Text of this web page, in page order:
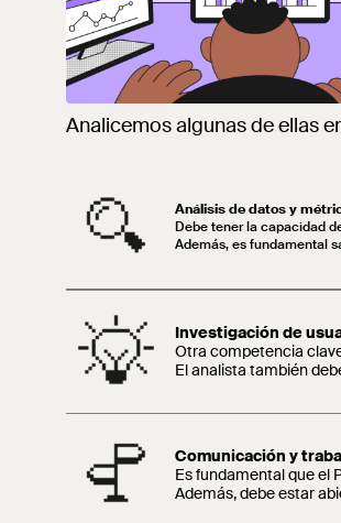
Analicemos algunas de ellas
Análisis de datos y
Debe tener la capacidad
Además, es fundamental
Investigación de
Otra competencia
El analista también
Comunicación y
Es fundamental que el
Además, debe estar